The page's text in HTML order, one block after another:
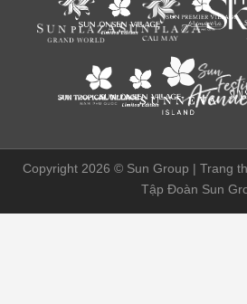
Copyright 2026 © Sun Group | Trang
Tập Đoàn Sun